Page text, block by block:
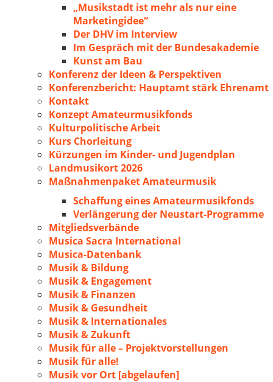
„Musikstadt ist mehr als nur eine
Marketingidee“
Der DHV im Interview
Im Gespräch mit der Bundesakademie
Kunst am Bau
Konferenz der Ideen & Perspektiven
Konferenzbericht: Hauptamt stärk Ehrenamt
Kontakt
Konzept Amateurmusikfonds
Kulturpolitische Arbeit
Kurs Chorleitung
Kürzungen im Kinder- und Jugendplan
Landmusikort 2026
Maßnahmenpaket Amateurmusik
Schaffung eines Amateurmusikfonds
Verlängerung der Neustart-Programme
Mitgliedsverbände
Musica Sacra International
Musica-Datenbank
Musik & Bildung
Musik & Engagement
Musik & Finanzen
Musik & Gesundheit
Musik & Internationales
Musik & Zukunft
Musik für alle – Projektvorstellungen
Musik für alle!
Musik vor Ort [abgelaufen]